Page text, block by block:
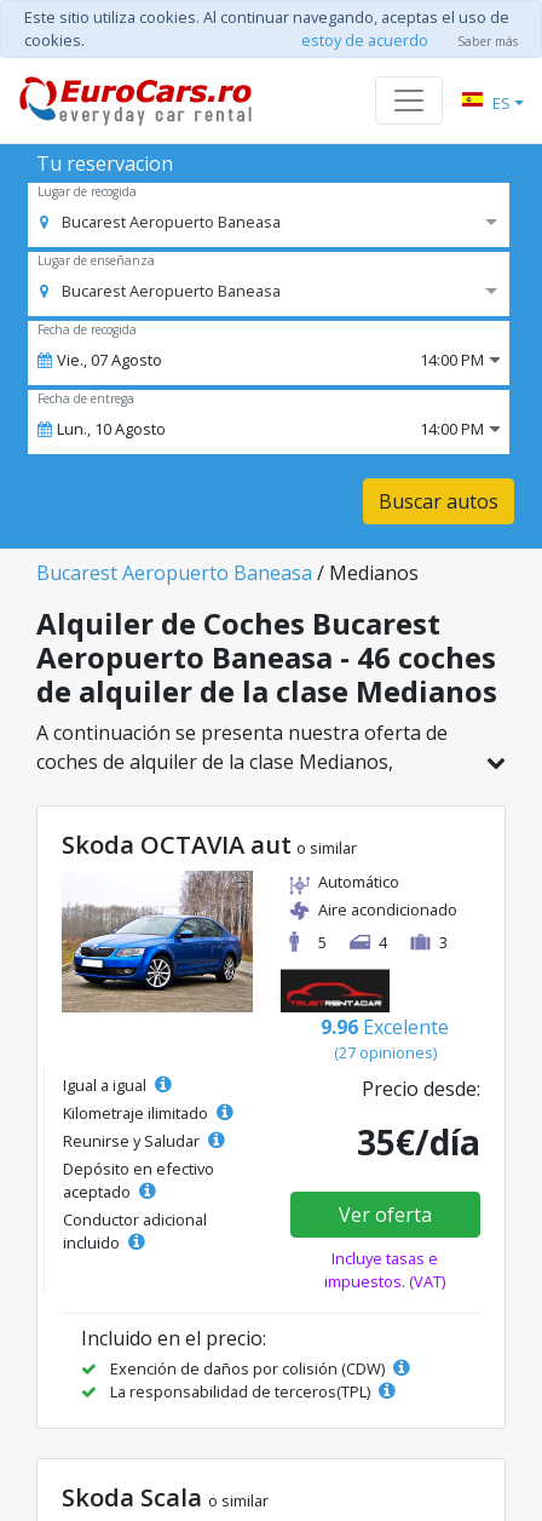
Este sitio utiliza cookies. Al continuar navegando, aceptas el uso de
cookies.
estoy de acuerdo Saber más
ES
Tu reservacion
Lugar de recogida
Bucarest Aeropuerto Baneasa
Lugar de enseñanza
Bucarest Aeropuerto Baneasa
Fecha de recogida
Vie.,07Agosto 14:00 PM
Fecha de entrega
Lun., 10Agosto 14:00 PM
Buscar autos
Bucarest Aeropuerto Baneasa / Medianos
Alquiler de Coches Bucarest
Aeropuerto Baneasa - 46 coches
de alquiler de la clase Medianos
A continuación se presenta nuestra oferta de
coches de alquiler de la clase Medianos,
puedes elegir el modelo ideal de la categoría
seleccionada, con tarifas excelentes desde solo
20€/día.
Skoda OCTAVIA aut o similar
Automático
Aire acondicionado
5
4 3
9.96 Excelente
(27 opiniones)
Igual a igual
Kilometraje ilimitado
Reunirse y Saludar
Depósito en efectivo
aceptado
Conductor adicional
incluido
Precio desde:
35€/día
Ver oferta
Incluye tasas e
impuestos. (VAT)
Incluido en el precio:
Exención de daños por colisión (CDW)
La responsabilidad de terceros(TPL)
Skoda Scala o similar